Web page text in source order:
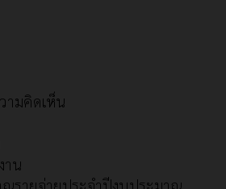
ามคิดเห็น
าน
ายจ่ายประจำปีงบประมาณ